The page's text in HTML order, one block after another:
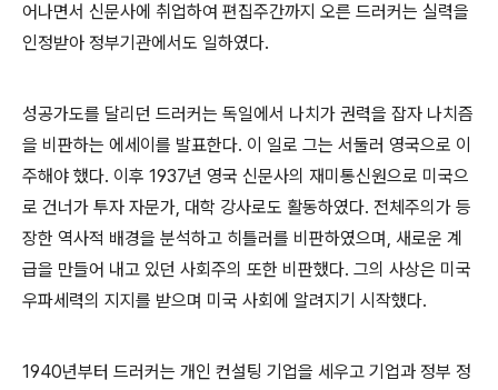
어나면서 신문사에 취업하여 편집주간까지 오른 드러커는 실력을
인정받아 정부기관에서도 일하였다.
성공가도를 달리던 드러커는 독일에서 나치가 권력을 잡자 나치즘
을 비판하는 에세이를 발표한다. 이 일로 그는 서둘러 영국으로 이
주해야 했다. 이후 1937년 영국 신문사의 재미통신원으로 미국으
로 건너가 투자 자문가, 대학 강사로도 활동하였다. 전체주의가 등
장한 역사적 배경을 분석하고 히틀러를 비판하였으며, 새로운 계
급을 만들어 내고 있던 사회주의 또한 비판했다. 그의 사상은 미국
우파세력의 지지를 받으며 미국 사회에 알려지기 시작했다.
1940년부터 드러커는 개인 컨설팅 기업을 세우고 기업과 정부 정